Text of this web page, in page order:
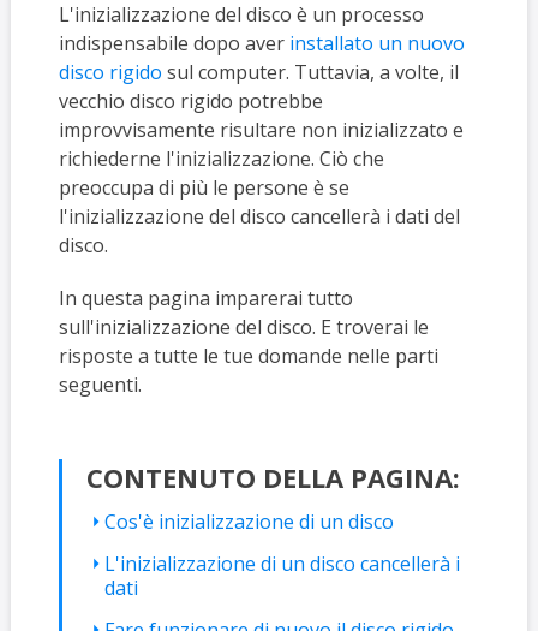
L'inizializzazione del disco è un processo
indispensabile dopo aver installato un nuovo
disco rigido sul computer. Tuttavia, a volte, il
vecchio disco rigido potrebbe
improvvisamente risultare non inizializzato e
richiederne l'inizializzazione. Ciò che
preoccupa di più le persone è se
l'inizializzazione del disco cancellerà i dati del
disco.
In questa pagina imparerai tutto
sull'inizializzazione del disco. E troverai le
risposte a tutte le tue domande nelle parti
seguenti.
CONTENUTO DELLA PAGINA:
Cos'è inizializzazione di un disco
L'inizializzazione di un disco cancellerà i
dati